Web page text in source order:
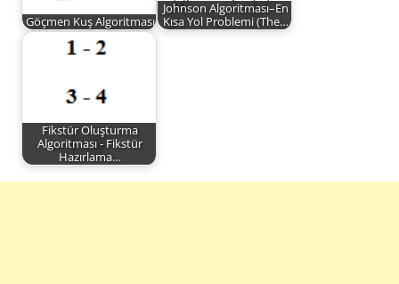
Göçmen Kuş Algoritması
Johnson Algoritması–En
Kısa Yol Problemi (The…
Fikstür Oluşturma
Algoritması - Fikstür
Hazırlama…